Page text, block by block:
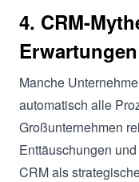
4. CRM-
Erwartungen
Manche
automatisch alle
Großunternehmen
Enttäuschungen
CRM als